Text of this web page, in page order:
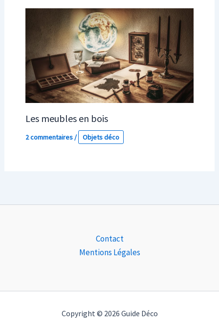
Les meubles en bois
2 commentaires/ Objets déco
Contact
Mentions Légales
Copyright © 2026 Guide Déco